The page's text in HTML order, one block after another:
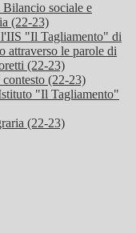
sociale e
(22-23)
l'IIS "Il Tagliamento" di
attraverso le parole di
(22-23)
(22-23)
"Il Tagliamento"
(22-23)